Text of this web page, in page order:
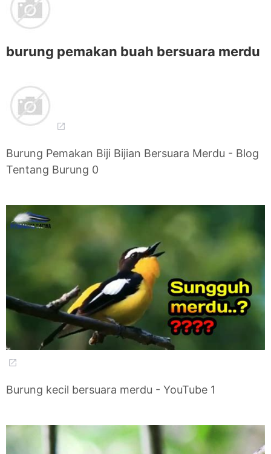
burung pemakan buah bersuara merdu
Burung Pemakan Biji Bijian Bersuara Merdu - Blog
Tentang Burung 0
Burung kecil bersuara merdu - YouTube 1